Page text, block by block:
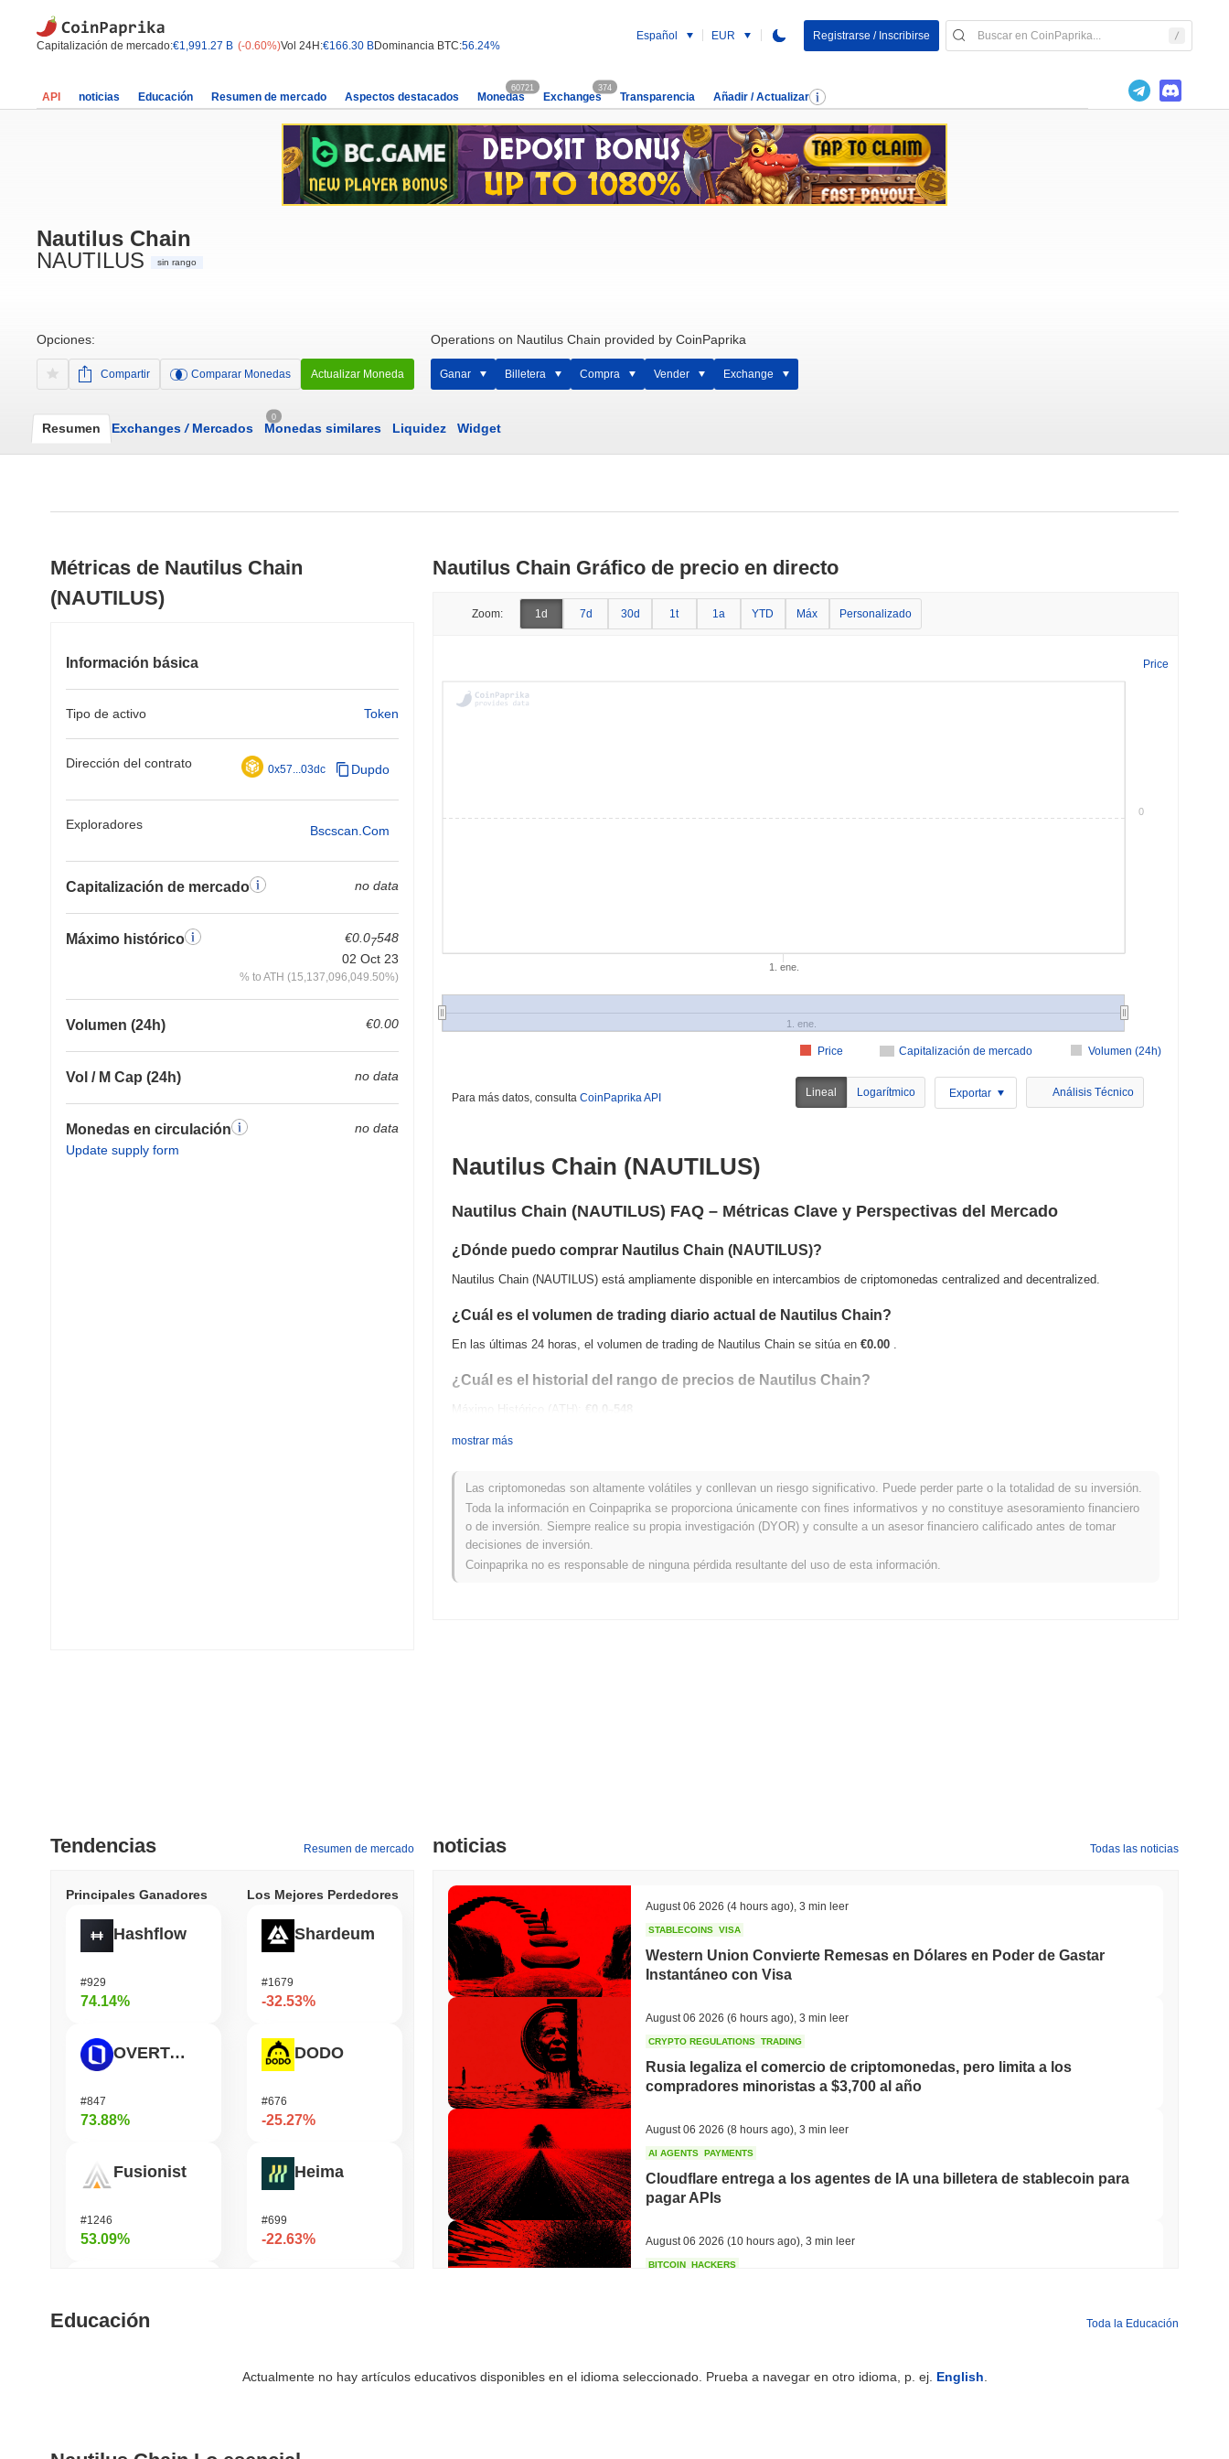
Capitalización de mercado:€1,991.27 B (-0.60%)Vol 24H:€166.30 BDominancia BTC:56.24%
Español EUR Registrarse / Inscribirse
API noticias Educación Resumen de mercado Aspectos destacados Monedas
60721
Exchanges
374
Transparencia Añadir / Actualizar
Nautilus Chain
NAUTILUS
sin rango
Opciones:
Compartir Comparar Monedas Actualizar Moneda
Operations on Nautilus Chain provided by CoinPaprika
Ganar Billetera Compra Vender Exchange
Resumen Exchanges /Mercados
0
Monedas similares Liquidez Widget
Métricas de Nautilus Chain
(NAUTILUS)
Información básica
Tipo de activo Token
Dirección del contrato 0x57...03dc Dupdo
Exploradores Bscscan.com
Capitalización de mercado no data
Máximo histórico €0.07548
02 Oct 23
% to ATH (15,137,096,049.50%)
Volumen (24h) €0.00
Vol / M Cap (24h) no data
Monedas en circulación
Update supply form
no data
Nautilus Chain Gráfico de precio en directo
Zoom: 1d 7d 30d 1t 1a YTD Máx Personalizado
Price
Capitalización de mercado Volumen (24h)
Price
1. ene.
1. ene.
0
Para más datos, consulta CoinPaprika API Lineal Logarítmico Exportar Análisis Técnico
Nautilus Chain (NAUTILUS)
Nautilus Chain (NAUTILUS) FAQ – Métricas Clave y Perspectivas del Mercado
¿Dónde puedo comprar Nautilus Chain (NAUTILUS)?
Nautilus Chain (NAUTILUS) está ampliamente disponible en intercambios de criptomonedas centralized and decentralized.
¿Cuál es el volumen de trading diario actual de Nautilus Chain?
En las últimas 24 horas, el volumen de trading de Nautilus Chain se sitúa en €0.00 .
¿Cuál es el historial del rango de precios de Nautilus Chain?
Máximo Histórico (ATH): €0.0
548
¿Cómo se está desempeñando Nautilus Chain en comparación con el mercado cripto en general?
En los últimos 7 días, Nautilus Chain ha ganó0.00%, superando al mercado cripto general que registró una disminución del0.60%
Esto indica un rendimiento sólido en la acción del precio de NAUTILUS en relación con el impulso del mercado más amplio.
mostrar más
Las criptomonedas son altamente volátiles y conllevan un riesgo significativo. Puede perder parte o la totalidad de su inversión.
Toda la información en Coinpaprika se proporciona únicamente con fines informativos y no constituye asesoramiento financiero
o de inversión. Siempre realice su propia investigación (DYOR) y consulte a un asesor financiero calificado antes de tomar
decisiones de inversión.
Coinpaprika no es responsable de ninguna pérdida resultante del uso de esta información.
Tendencias Resumen de mercado
Principales Ganadores
Hashflow
#929
74.14%
OVERTAKE
#847
73.88%
Fusionist
#1246
53.09%
Los Mejores Perdedores
Shardeum
#1679
-32.53%
DODO
#676
-25.27%
Heima
#699
-22.63%
noticias Todas las noticias
August 06 2026 (4 hours ago) 3 min leer
STABLECOINS VISA
Western Union Convierte Remesas en Dólares en Poder de Gastar
Instantáneo con Visa
August 06 2026 (6 hours ago) 3 min leer
CRYPTO REGULATIONS TRADING
Rusia legaliza el comercio de criptomonedas, pero limita a los
compradores minoristas a $3,700 al año
August 06 2026 (8 hours ago) 3 min leer
AI AGENTS PAYMENTS
Cloudflare entrega a los agentes de IA una billetera de stablecoin para
pagar APIs
August 06 2026 (10 hours ago) 3 min leer
BITCOIN HACKERS
CIRCLE TOKENIZATION
Educación Toda la Educación
Actualmente no hay artículos educativos disponibles en el idioma seleccionado. Prueba a navegar en otro idioma, p. ej. English